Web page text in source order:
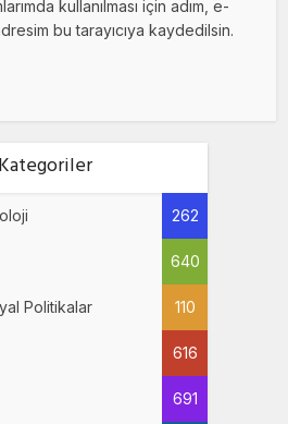
kullanılması için adım, e-
bu tarayıcıya kaydedilsin.
Kategoriler
262
640
Politikalar 110
616
691